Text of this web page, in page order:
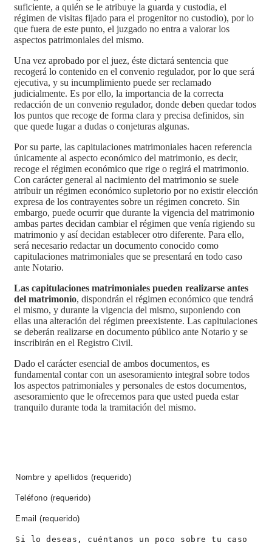
suficiente, a quién se le atribuye la guarda y custodia, el
régimen de visitas fijado para el progenitor no custodio), por lo
que fuera de este punto, el juzgado no entra a valorar los
aspectos patrimoniales del mismo.
Una vez aprobado por el juez, éste dictará sentencia que
recogerá lo contenido en el convenio regulador, por lo que será
ejecutiva, y su incumplimiento puede ser reclamado
judicialmente. Es por ello, la importancia de la correcta
redacción de un convenio regulador, donde deben quedar todos
los puntos que recoge de forma clara y precisa definidos, sin
que quede lugar a dudas o conjeturas algunas.
Por su parte, las capitulaciones matrimoniales hacen referencia
únicamente al aspecto económico del matrimonio, es decir,
recoge el régimen económico que rige o regirá el matrimonio.
Con carácter general al nacimiento del matrimonio se suele
atribuir un régimen económico supletorio por no existir elección
expresa de los contrayentes sobre un régimen concreto. Sin
embargo, puede ocurrir que durante la vigencia del matrimonio
ambas partes decidan cambiar el régimen que venía rigiendo su
matrimonio y así decidan establecer otro diferente. Para ello,
será necesario redactar un documento conocido como
capitulaciones matrimoniales que se presentará en todo caso
ante Notario.
Las capitulaciones matrimoniales pueden realizarse antes
del matrimonio, dispondrán el régimen económico que tendrá
el mismo, y durante la vigencia del mismo, suponiendo con
ellas una alteración del régimen preexistente. Las capitulaciones
se deberán realizarse en documento público ante Notario y se
inscribirán en el Registro Civil.
Dado el carácter esencial de ambos documentos, es
fundamental contar con un asesoramiento integral sobre todos
los aspectos patrimoniales y personales de estos documentos,
asesoramiento que le ofrecemos para que usted pueda estar
tranquilo durante toda la tramitación del mismo.